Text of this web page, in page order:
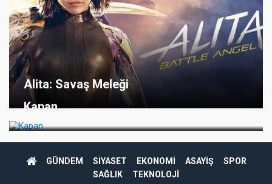
Alita: Savaş Meleği
Kapan
GÜNDEM SİYASET EKONOMİ ASAYİŞ
SPOR
SAĞLIK
TEKNOLOJİ